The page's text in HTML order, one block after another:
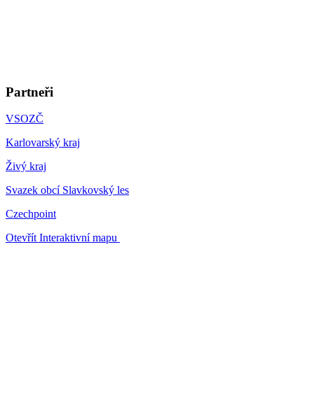
Partneři
VSOZČ
Karlovarský kraj
Živý kraj
Svazek obcí Slavkovský les
Czechpoint
Otevřít Interaktivní mapu